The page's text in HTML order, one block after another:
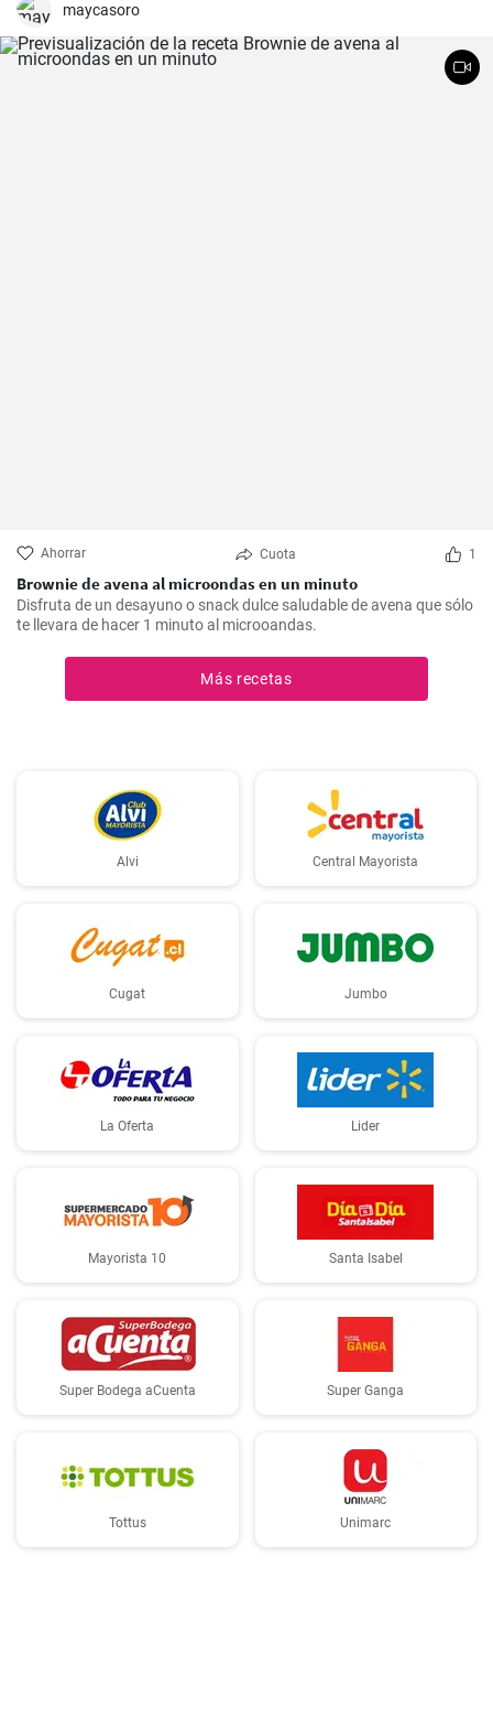
maycasoro
Ahorrar Cuota 1
Brownie de avena al microondas en un minuto
Disfruta de un desayuno o snack dulce saludable de avena que sólo
te llevara de hacer 1 minuto al microoandas.
Más recetas
Alvi Central Mayorista
Cugat Jumbo
La Oferta Lider
Mayorista 10 Santa Isabel
Super Bodega aCuenta Super Ganga
Tottus Unimarc